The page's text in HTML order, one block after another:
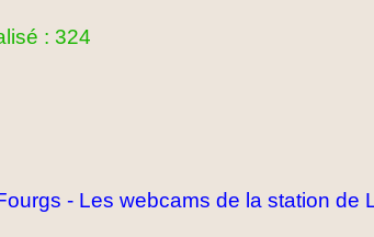
: 324
- Les webcams de la station de